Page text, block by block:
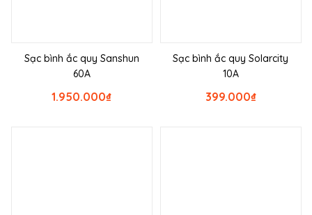
Sạc bình ắc quy Sanshun
60A
₫
1.950.000
Sạc bình ắc quy Solarcity
10A
₫
399.000